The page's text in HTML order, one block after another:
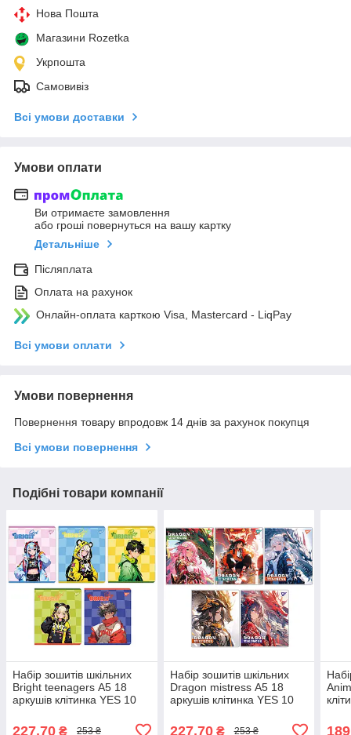
Нова Пошта
Магазини Rozetka
Укрпошта
Самовивіз
Всі умови доставки
Умови оплати
Ви отримаєте замовлення
або гроші повернуться на вашу картку
Детальніше
Післяплата
Оплата на рахунок
Онлайн-оплата карткою Visa, Mastercard - LiqPay
Всі умови оплати
Умови повернення
Повернення товару впродовж 14 днів за рахунок покупця
Всі умови повернення
Подібні товари компанії
Набір зошитів шкільних
Bright teenagers А5 18
аркушів клітинка YES 10
227,70 ₴ 253 ₴
Набір зошитів шкільних
Dragon mistress А5 18
аркушів клітинка YES 10
227,70₴ 253 ₴